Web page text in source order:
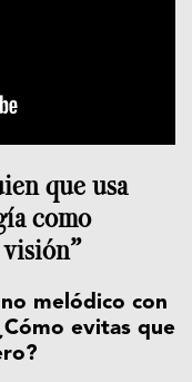
que usa
como
melódico con
evitas que